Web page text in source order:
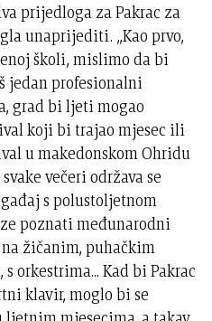
prijedloga za Pakrac za
unaprijediti. „Kao prvo,
školi, mislimo da bi
jedan profesionalni
grad bi ljeti mogao
koji bi trajao mjesec ili
u makedonskom Ohridu
večeri održava se
s polustoljetnom
poznati međunarodni
žičanim, puhačkim
orkestrima... Kad bi Pakrac
klavir, moglo bi se